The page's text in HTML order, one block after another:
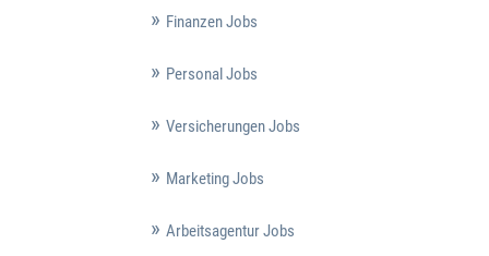
Finanzen Jobs
Personal Jobs
Versicherungen Jobs
Marketing Jobs
Arbeitsagentur Jobs